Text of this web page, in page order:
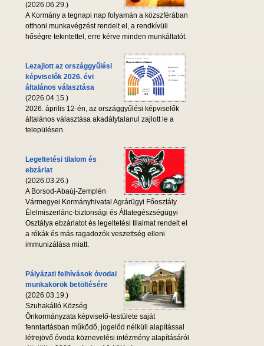
(2026.06.29.)
A Kormány a tegnapi nap folyamán a közszférában
otthoni munkavégzést rendelt el, a rendkívüli
hőségre tekintettel, erre kérve minden munkáltatót.
Lezajlott az országgyűlési
képviselők 2026. évi
általános választása
(2026.04.15.)
2026. április 12-én, az országgyűlési képviselők
általános választása akadálytalanul zajlott le a
településen.
Legeltetési tilalom és
ebzárlat
(2026.03.26.)
A Borsod-Abaúj-Zemplén
Vármegyei Kormányhivatal Agrárügyi Főosztály
Élelmiszerlánc-biztonsági és Állategészségügyi
Osztálya ebzárlatot és legeltetési tilalmat rendelt el
a rókák és más ragadozók veszettség elleni
immunizálása miatt.
Pályázati felhívások óvodai
munkakörök betöltésére
(2026.03.19.)
Szuhakálló Község
Önkormányzata képviselő-testülete saját
fenntartásban működő, jogelőd nélküli alapítással
létrejövő óvoda köznevelési intézmény alapításáról